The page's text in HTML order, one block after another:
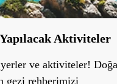
Aktiviteler
ve aktiviteler!
gezi rehberimizi